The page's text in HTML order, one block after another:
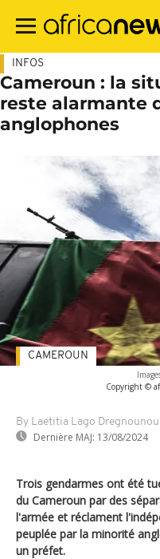
contenu
INFOS
Cameroun : la
reste alarmante
anglophones
Copyright ©
By Laetitia Lago Dregnounou
Dernière MAJ: 13/08/2024
CAMEROUN
Trois gendarmes ont été
du Cameroun par des
l'armée et réclament
peuplée par la minorité
un préfet.